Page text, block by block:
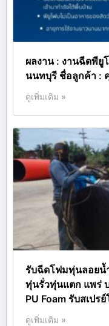
ผลงาน : งานฉีดพี
นนทบุรี ชื่อลูกค้า :
ดูเพิ่มเติม »
รับฉีดโฟมทุ่นลอยน้
ทุ่นรั่วทุ่นแตก แพร่
PU Foam รับสเป
ดูเพิ่มเติม »